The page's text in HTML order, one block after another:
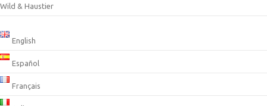
Wild & Haustier
English
Español
Français